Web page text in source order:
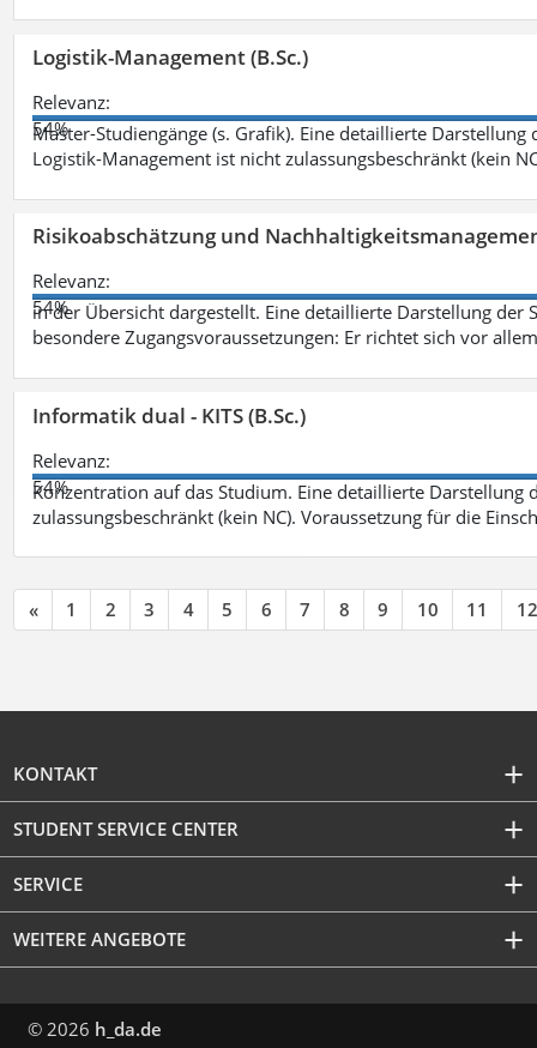
Logistik-Management (B.Sc.)
Relevanz:
54%
Master-Studiengänge (s. Grafik). Eine detaillierte
Logistik-Management ist nicht zulassungsbeschränkt (kein
Risikoabschätzung und
Relevanz:
54%
in der Übersicht dargestellt. Eine detaillierte Darstellung der
besondere Zugangsvoraussetzungen: Er richtet sich vor
Informatik dual - KITS (B.Sc.)
Relevanz:
54%
Konzentration auf das Studium. Eine detaillierte
zulassungsbeschränkt (kein NC). Voraussetzung für die
« 1 2 3 4 5 6 7 8 9 10 11 12
KONTAKT
STUDENT SERVICE CENTER
SERVICE
WEITERE ANGEBOTE
© 2026 h_da.de